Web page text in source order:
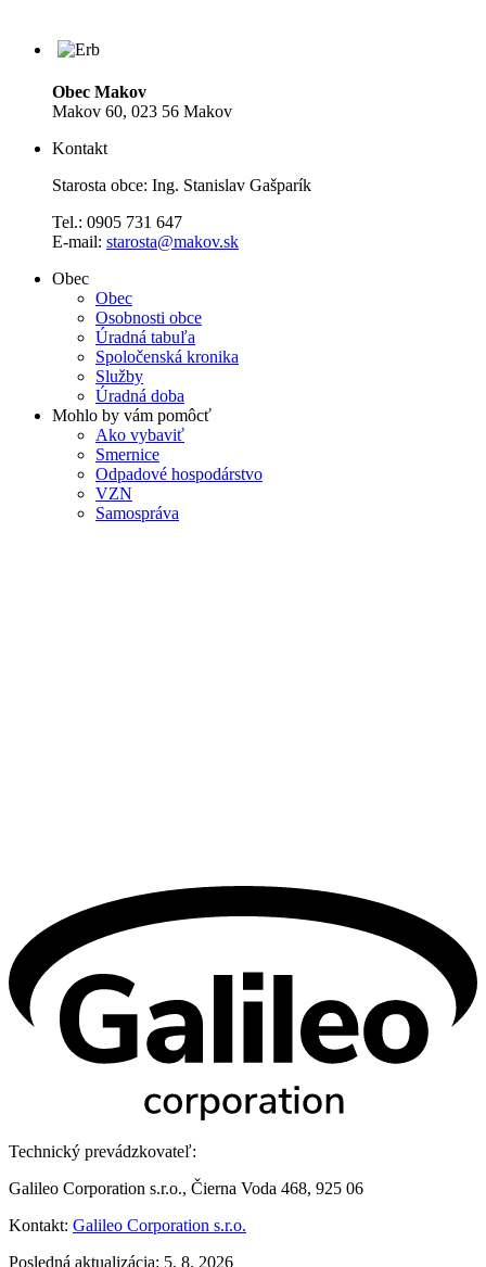
Obec Makov
Makov 60, 023 56 Makov
Kontakt
Starosta obce: Ing. Stanislav Gašparík
Tel.: 0905 731 647
E-mail: starosta@makov.sk
Obec
Obec
Osobnosti obce
Úradná tabuľa
Spoločenská kronika
Služby
Úradná doba
Mohlo by vám pomôcť
Ako vybaviť
Smernice
Odpadové hospodárstvo
VZN
Samospráva
Technický prevádzkovateľ:
Galileo Corporation s.r.o., Čierna Voda 468, 925 06
Kontakt: Galileo Corporation s.r.o.
Posledná aktualizácia: 5. 8. 2026